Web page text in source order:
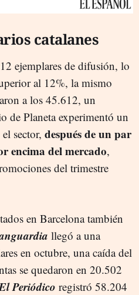
catalanes
ejemplares de difusión, lo
al 12%, la mismo
a los 45.612, un
de Planeta experimentó un
sector, después de un par
encima del mercado,
del trimestre
en Barcelona también
llegó a una
en octubre, una caída del
se quedaron en 20.502
Periódico registró 58.204